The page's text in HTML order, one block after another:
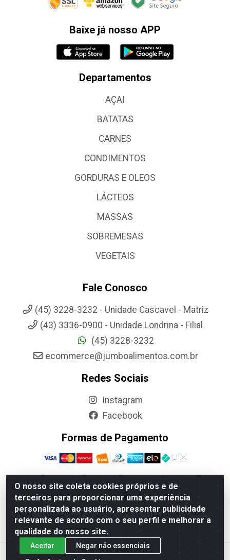
O nosso site coleta cookies próprios e de
terceiros para proporcionar uma experiência
personalizada ao usuário, apresentar publicidade
relevante de acordo com o seu perfil e melhorar a
qualidade do nosso site.
Aceitar
Negar não essenciais
Baixe já nosso APP
Departamentos
AÇAI
BATATAS
CARNES
CONDIMENTOS
GORDURAS E OLEOS
LÁCTEOS
MASSAS
SOBREMESAS
VEGETAIS
Fale Conosco
(45) 3228-3232 - Unidade Cascavel - Matriz
(43) 3336-0900 - Unidade Londrina - Filial
(45) 3228-3232
ecommerce@jumboalimentos.com.br
Redes Sociais
Instagram
Facebook
Formas de Pagamento
Jumbo Alimentos Cascavel - Matriz - Rua Itatiba Do Sul,
161 - Santos Dumont, Cascavel-PR - CEP 85804-700-
CNPJ 85.522.043/0001-90